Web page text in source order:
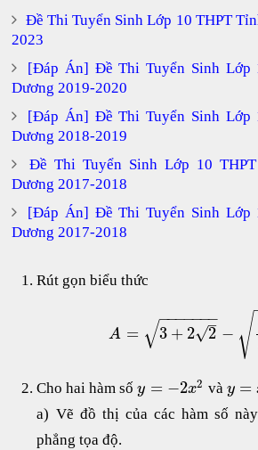
Đề Thi Tuyển Sinh Lớp 10 THPT
2023
[Đáp Án] Đề Thi Tuyển Sinh Lớp
Dương 2019-2020
[Đáp Án] Đề Thi Tuyển Sinh Lớp
Dương 2018-2019
Đề Thi Tuyển Sinh Lớp 10
Dương 2017-2018
[Đáp Án] Đề Thi Tuyển Sinh Lớp
Dương 2017-2018
Rút gọn biểu thức
A = 3 + 2 2
–
√
− −
−−−−−
√ − √
Cho hai hàm sốy = −2x2 và y =
a) Vẽ đồ thị của các hàm số
phẳng tọa độ.